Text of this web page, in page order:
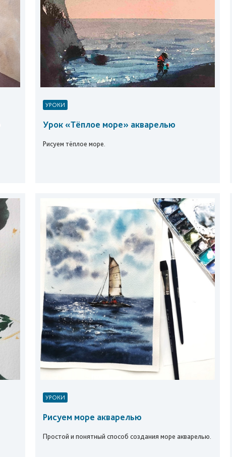
УРОКИ
Урок «Тёплое море» акварелью
Рисуем тёплое море.
УРОКИ
Рисуем море акварелью
Простой и понятный способ создания море акварелью.